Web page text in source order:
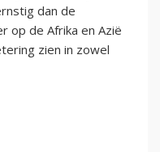
dan de
op de Afrika en Azië
zien in zowel